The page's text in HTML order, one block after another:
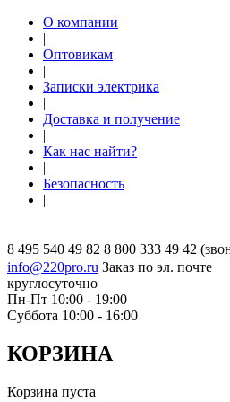
О компании
|
Оптовикам
|
Записки электрика
|
Доставка и получение
|
Как нас найти?
|
Безопасность
|
8 495 540 49 82 8 800 333 49 42
info@220pro.ru Заказ по эл. почте
круглосуточно
Пн-Пт 10:00 - 19:00
Суббота 10:00 - 16:00
КОРЗИНА
Корзина пуста